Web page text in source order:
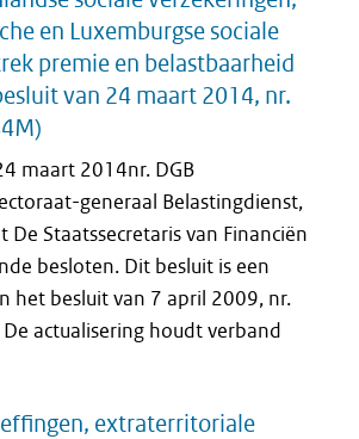
en Luxemburgse sociale
premie en belastbaarheid
van 24 maart 2014, nr.
maart 2014nr. DGB
generaal Belastingdienst,
De Staatssecretaris van Financiën
besloten. Dit besluit is een
het besluit van 7 april 2009, nr.
actualisering houdt verband
extraterritoriale